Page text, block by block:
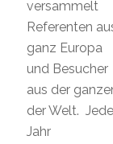
versammelt
Referenten
ganz Europa
und Besucher
aus der
der Welt.
Jahr